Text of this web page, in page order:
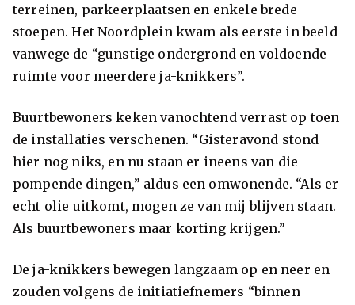
terreinen, parkeerplaatsen en enkele brede
stoepen. Het Noordplein kwam als eerste in beeld
vanwege de “gunstige ondergrond en voldoende
ruimte voor meerdere ja-knikkers”.
Buurtbewoners keken vanochtend verrast op toen
de installaties verschenen. “Gisteravond stond
hier nog niks, en nu staan er ineens van die
pompende dingen,” aldus een omwonende. “Als er
echt olie uitkomt, mogen ze van mij blijven staan.
Als buurtbewoners maar korting krijgen.”
De ja-knikkers bewegen langzaam op en neer en
zouden volgens de initiatiefnemers “binnen